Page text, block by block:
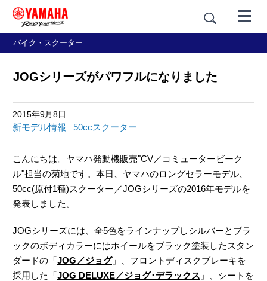
バイク・スクーター
JOGシリーズがパワフルになりました
2015年9月8日
新モデル情報 50ccスクーター
こんにちは。ヤマハ発動機販売"CV／コミュータービーク
ル"担当の菊地です。本日、ヤマハのロングセラーモデル、
50cc(原付1種)スクーター／JOGシリーズの2016年モデルを
発表しました。
JOGシリーズには、全5色をラインナップしシルバーとブラ
ックのボディカラーにはホイールをブラック塗装したスタン
ダードの「JOG／ジョグ」、フロントディスクブレーキを
採用した「JOG DELUXE／ジョグ･デラックス 」、シートを